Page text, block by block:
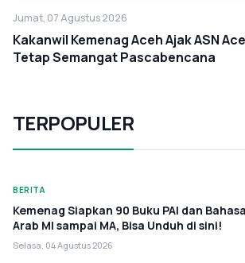
Jumat, 07 Agustus 2026
Kakanwil Kemenag Aceh Ajak ASN
Tetap Semangat Pascabencana
TERPOPULER
BERITA
Kemenag Siapkan 90 Buku PAI dan Bahasa
Arab MI sampai MA, Bisa Unduh di sini!
Selasa, 04 Agustus 2026